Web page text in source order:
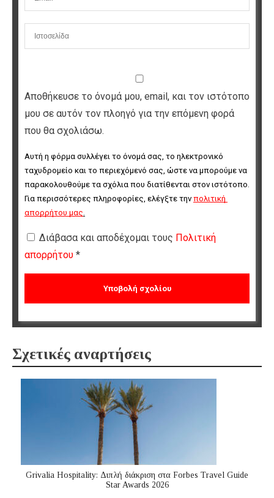
Αποθήκευσε το όνομά μου, email, και τον ιστότοπο
μου σε αυτόν τον πλοηγό για την επόμενη φορά
που θα σχολιάσω.
Αυτή η φόρμα συλλέγει το όνομά σας, το ηλεκτρονικό
ταχυδρομείο και το περιεχόμενό σας, ώστε να μπορούμε να
παρακολουθούμε τα σχόλια που διατίθενται στον ιστότοπο.
Για περισσότερες πληροφορίες, ελέγξτε την πολιτική
απορρήτου μας.
Διάβασα και αποδέχομαι τους Πολιτική
απορρήτου *
Σχετικές αναρτήσεις
Grivalia Hospitality: Διπλή διάκριση στα Forbes Travel Guide
Star Awards 2026